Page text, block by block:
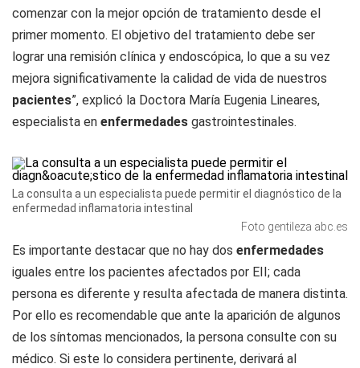
comenzar con la mejor opción de tratamiento desde el
primer momento. El objetivo del tratamiento debe ser
lograr una remisión clínica y endoscópica, lo que a su vez
mejora significativamente la calidad de vida de nuestros
pacientes”, explicó la Doctora María Eugenia Lineares,
especialista en enfermedades gastrointestinales.
La consulta a un especialista puede permitir el diagnóstico de la
enfermedad inflamatoria intestinal
Foto gentileza abc.es
Es importante destacar que no hay dos enfermedades
iguales entre los pacientes afectados por EII; cada
persona es diferente y resulta afectada de manera distinta.
Por ello es recomendable que ante la aparición de algunos
de los síntomas mencionados, la persona consulte con su
médico. Si este lo considera pertinente, derivará al